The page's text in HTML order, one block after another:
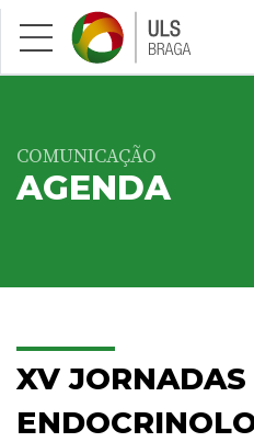
Saltar para conteúdo principal
COMUNICAÇÃO
AGENDA
XV JORNADAS